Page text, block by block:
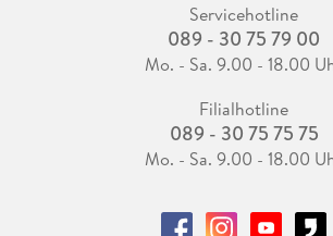
Servicehotline
089 - 30 75 79 00
Mo. - Sa. 9.00 - 18.00
Filialhotline
089 - 30 75 75 75
Mo. - Sa. 9.00 - 18.00